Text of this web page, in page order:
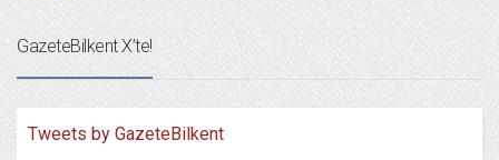
GazeteBilkent X’te!
Tweets by GazeteBilkent